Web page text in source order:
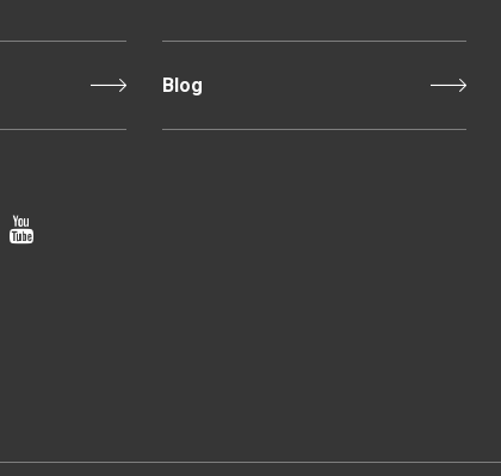
Blog